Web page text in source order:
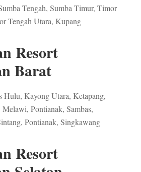
Tengah, Sumba Timur, Timor
Tengah Utara, Kupang
Resort
Barat
Hulu, Kayong Utara, Ketapang,
Pontianak, Sambas,
Pontianak, Singkawang
Resort